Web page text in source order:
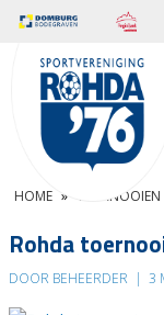
HOME »
Rohda
DOOR BEHEERDER | 3